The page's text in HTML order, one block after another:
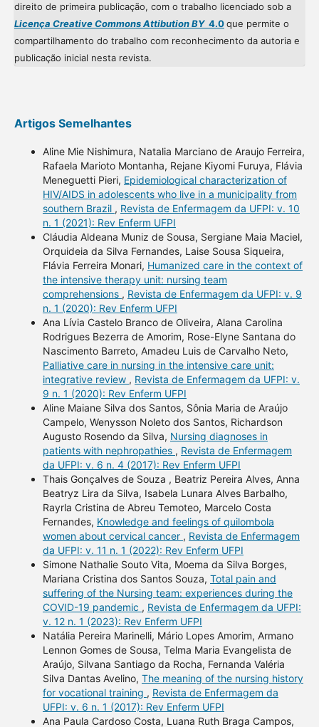
direito de primeira publicação, com o trabalho licenciado sob a
Licença Creative Commons Attibution BY4.0que permite o
compartilhamento do trabalho com reconhecimento da autoria e
publicação inicial nesta revista.
Artigos Semelhantes
Aline Mie Nishimura, Natalia Marciano de Araujo Ferreira,
Rafaela Marioto Montanha, Rejane Kiyomi Furuya, Flávia
Meneguetti Pieri, Epidemiological characterization of
HIV/AIDS in adolescents who live in a municipality from
southern Brazil , Revista de Enfermagem da UFPI: v. 10
n. 1 (2021): Rev Enferm UFPI
Cláudia Aldeana Muniz de Sousa, Sergiane Maia Maciel,
Orquideia da Silva Fernandes, Laise Sousa Siqueira,
Flávia Ferreira Monari, Humanized care in the context of
the intensive therapy unit: nursing team
comprehensions , Revista de Enfermagem da UFPI: v. 9
n. 1 (2020): Rev Enferm UFPI
Ana Lívia Castelo Branco de Oliveira, Alana Carolina
Rodrigues Bezerra de Amorim, Rose-Elyne Santana do
Nascimento Barreto, Amadeu Luis de Carvalho Neto,
Palliative care in nursing in the intensive care unit:
integrative review , Revista de Enfermagem da UFPI: v.
9 n. 1 (2020): Rev Enferm UFPI
Aline Maiane Silva dos Santos, Sônia Maria de Araújo
Campelo, Wenysson Noleto dos Santos, Richardson
Augusto Rosendo da Silva, Nursing diagnoses in
patients with nephropathies , Revista de Enfermagem
da UFPI: v. 6 n. 4 (2017): Rev Enferm UFPI
Thais Gonçalves de Souza , Beatriz Pereira Alves, Anna
Beatryz Lira da Silva, Isabela Lunara Alves Barbalho,
Rayrla Cristina de Abreu Temoteo, Marcelo Costa
Fernandes, Knowledge and feelings of quilombola
women about cervical cancer , Revista de Enfermagem
da UFPI: v. 11 n. 1 (2022): Rev Enferm UFPI
Simone Nathalie Souto Vita, Moema da Silva Borges,
Mariana Cristina dos Santos Souza, Total pain and
suffering of the Nursing team: experiences during the
COVID-19 pandemic , Revista de Enfermagem da UFPI:
v. 12 n. 1 (2023): Rev Enferm UFPI
Natália Pereira Marinelli, Mário Lopes Amorim, Armano
Lennon Gomes de Sousa, Telma Maria Evangelista de
Araújo, Silvana Santiago da Rocha, Fernanda Valéria
Silva Dantas Avelino, The meaning of the nursing history
for vocational training , Revista de Enfermagem da
UFPI: v. 6 n. 1 (2017): Rev Enferm UFPI
Ana Paula Cardoso Costa, Luana Ruth Braga Campos,